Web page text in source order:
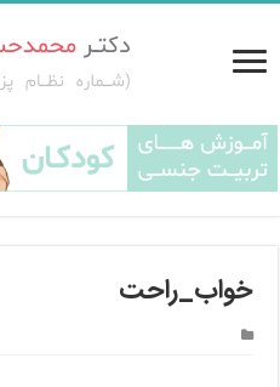
خواب_راحت